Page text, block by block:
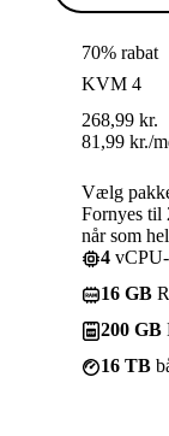
70% rabat
KVM 4
268,99 kr.
81,99 kr./
Vælg
Fornyes til
når som
4
16 GB
200 GB
16 TB